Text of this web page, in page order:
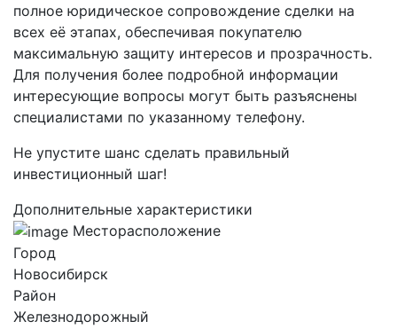
полное юридическое сопровождение сделки на
всех её этапах, обеспечивая покупателю
максимальную защиту интересов и прозрачность.
Для получения более подробной информации
интересующие вопросы могут быть разъяснены
специалистами по указанному телефону.
Не упустите шанс сделать правильный
инвестиционный шаг!
Дополнительные характеристики
Месторасположение
Город
Новосибирск
Район
Железнодорожный